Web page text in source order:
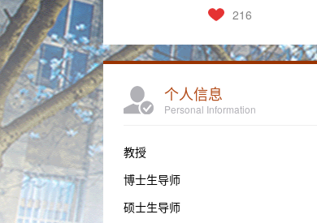
216
个人信息
Personal Information
教授
博士生导师
硕士生导师